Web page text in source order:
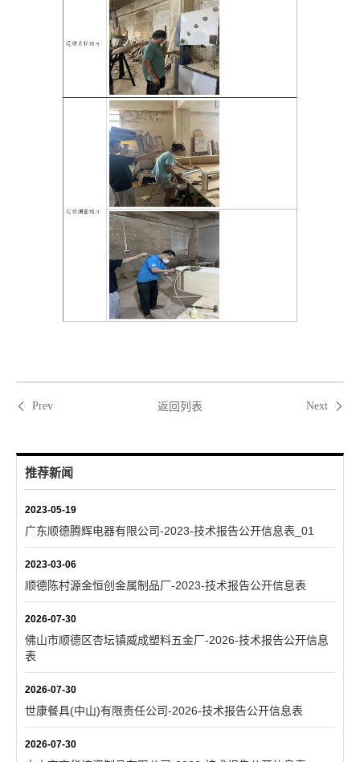
Prev 返回列表 Next
推荐新闻
2023-05-19
广东顺德腾辉电器有限公司-2023-技术报告公开信息表_01
2023-03-06
顺德陈村源金恒创金属制品厂-2023-技术报告公开信息表
2026-07-30
佛山市顺德区杏坛镇威成塑料五金厂-2026-技术报告公开信息
表
2026-07-30
世康餐具(中山)有限责任公司-2026-技术报告公开信息表
2026-07-30